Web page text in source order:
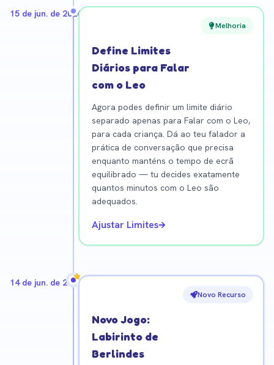
15 de jun. de 2026
Melhoria
Define Limites
Diários para Falar
com o Leo
Agora podes definir um limite diário
separado apenas para Falar com o Leo,
para cada criança. Dá ao teu falador a
prática de conversação que precisa
enquanto manténs o tempo de ecrã
equilibrado — tu decides exatamente
quantos minutos com o Leo são
adequados.
Ajustar Limites
14 de jun. de 2026
Novo Recurso
Novo Jogo:
Labirinto de
Berlindes